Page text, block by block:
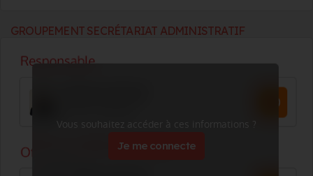
GROUPEMENT SECRÉTARIAT ADMINISTRATIF
Vous souhaitez accéder à ces informations ?
Je me connecte